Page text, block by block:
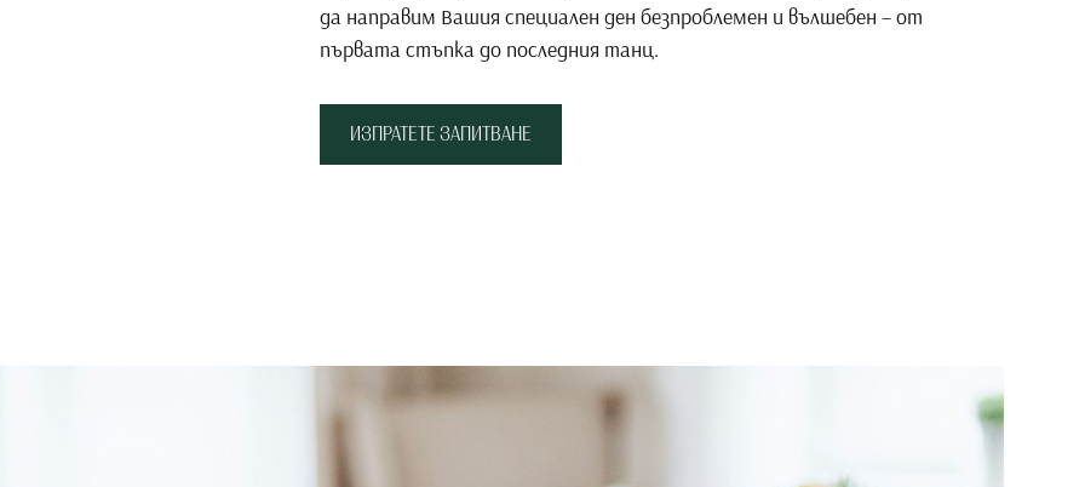
да направим Вашия специален ден безпроблемен и вълшебен – от
първата стъпка до последния танц.
ИЗПРАТЕТЕ ЗАПИТВАНЕ